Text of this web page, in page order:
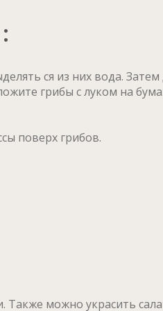
ся из них вода.
грибы с луком на
поверх грибов.
Также можно украсить